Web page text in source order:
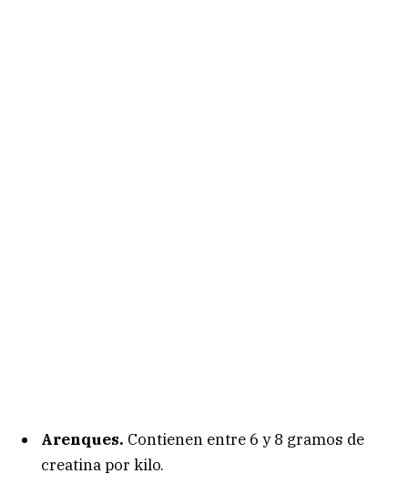
Arenques. Contienen entre 6 y 8 gramos de
creatina por kilo.